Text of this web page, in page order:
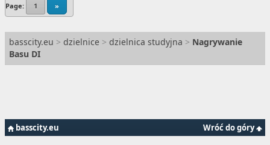
Page: 1 »
basscity.eu > dzielnice > dzielnica studyjna > Nagrywanie
Basu DI
Wróć do góry
basscity.eu